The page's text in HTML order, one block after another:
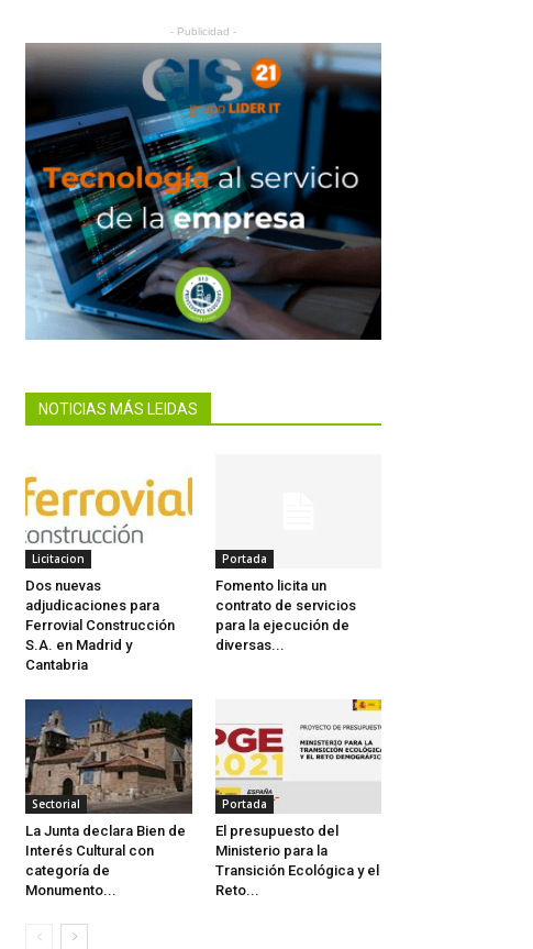
- Publicidad -
NOTICIAS MÁS LEIDAS
Licitacion
Dos nuevas
adjudicaciones para
Ferrovial Construcción
S.A. en Madrid y
Cantabria
Portada
Fomento licita un
contrato de servicios
para la ejecución de
diversas...
Sectorial
La Junta declara Bien de
Interés Cultural con
categoría de
Monumento...
Portada
El presupuesto del
Ministerio para la
Transición Ecológica y el
Reto...